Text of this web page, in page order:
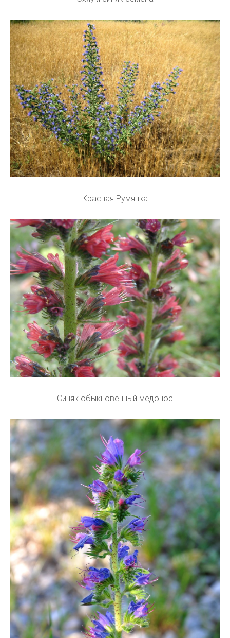
Красная Румянка
Синяк обыкновенный медонос